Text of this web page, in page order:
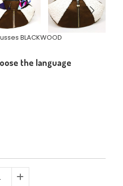
BLACKWOOD
the language